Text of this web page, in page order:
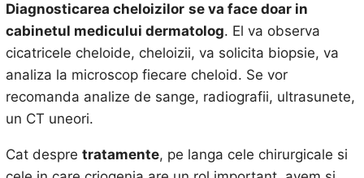
Diagnosticarea cheloizilor se va face doar in
cabinetul medicului dermatolog. El va observa
cicatricele cheloide, cheloizii, va solicita biopsie, va
analiza la microscop fiecare cheloid. Se vor
recomanda analize de sange, radiografii, ultrasunete,
un CT uneori.
Cat despre tratamente, pe langa cele chirurgicale si